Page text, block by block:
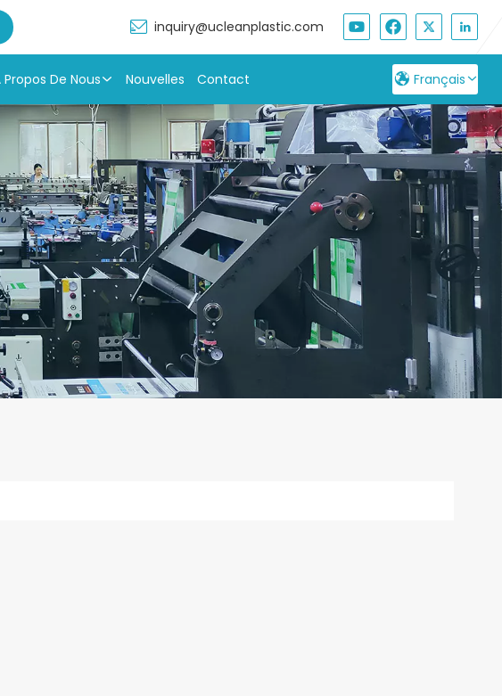
inquiry@ucleanplastic.com
Propos De Nous Nouvelles Contact Français
English
Français
Русский